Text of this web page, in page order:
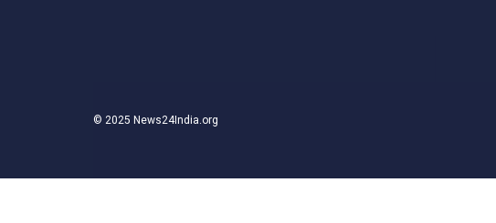
© 2025 News24India.org